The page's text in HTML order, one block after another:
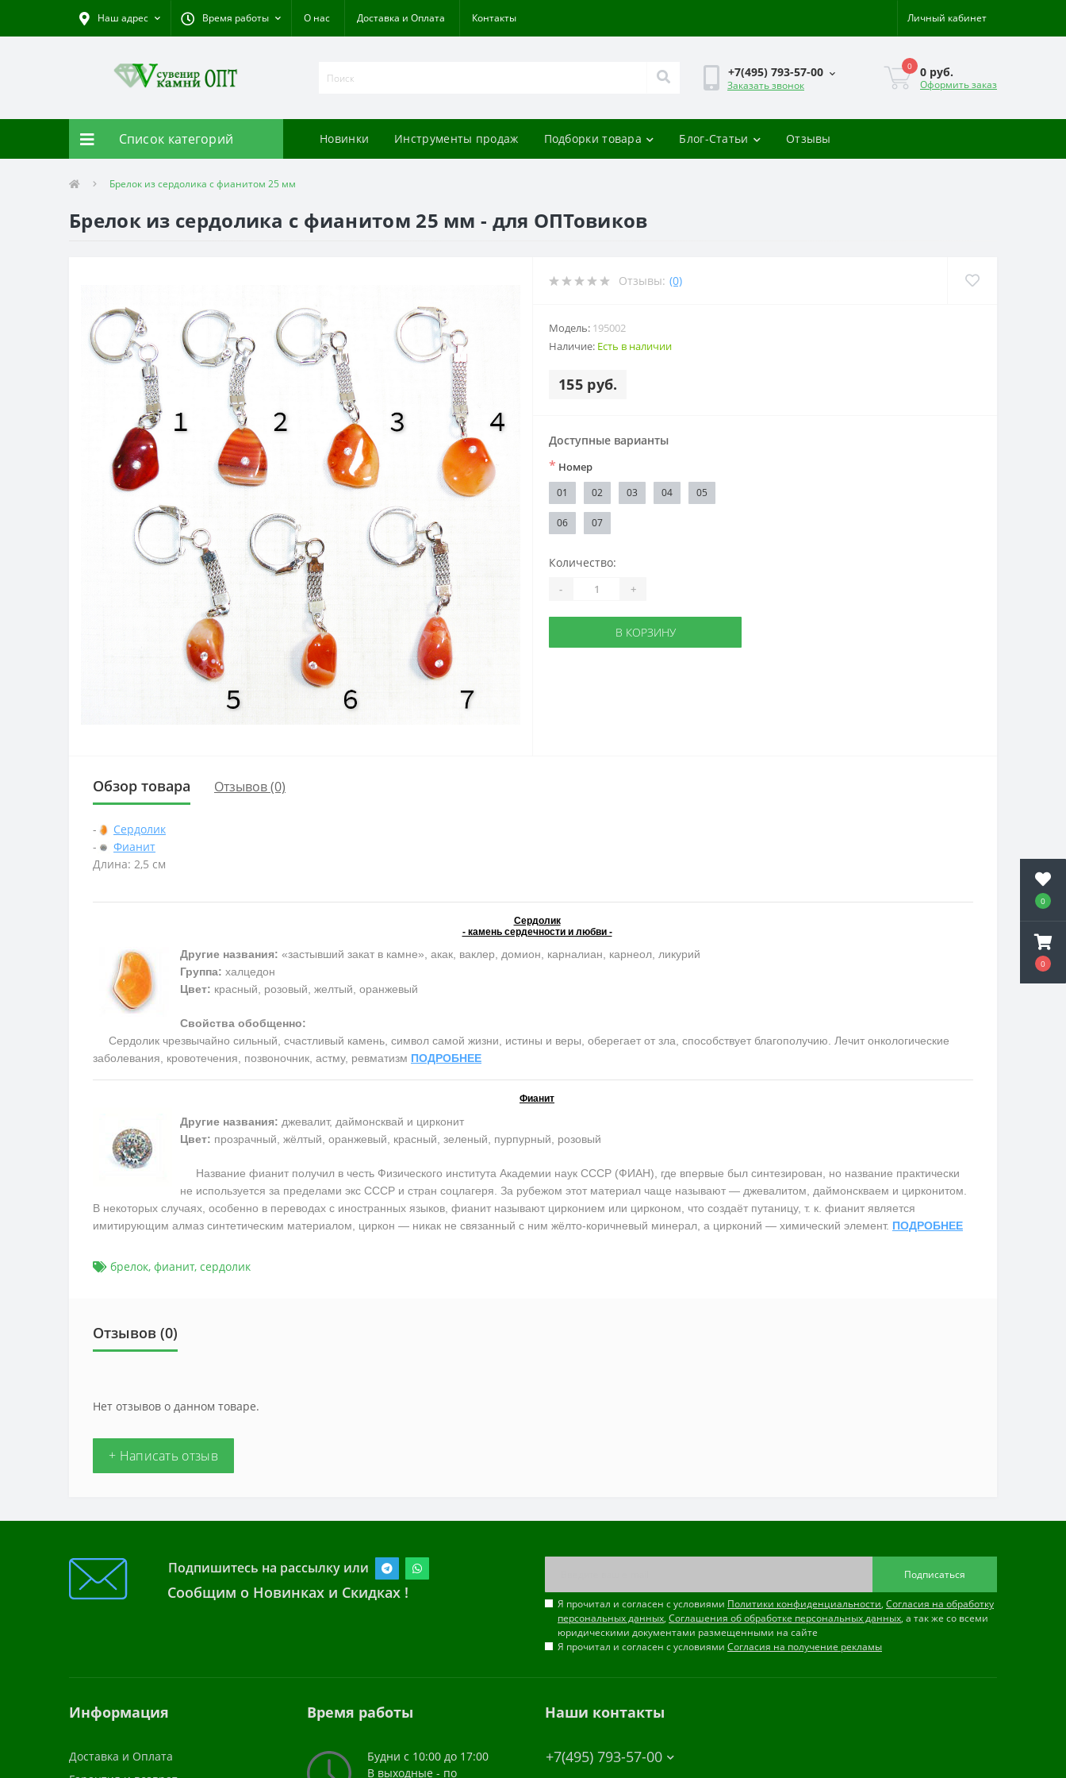
0
0
Наш адрес Время работы О нас Доставка и Оплата Контакты Личный кабинет
+7(495) 793-57-00
Заказать звонок
0 0 руб.
Оформить заказ
Список категорий Новинки Инструменты продаж Подборки товара Блог-Статьи Отзывы
Брелок из сердолика с фианитом 25 мм
Брелок из сердолика с фианитом 25 мм - для ОПТовиков
Отзывы: (0)
Модель: 195002
Наличие: Есть в наличии
155 руб.
Доступные варианты
* Номер
01 02 03 04 05
06 07
Количество:
- +
В КОРЗИНУ
Обзор товара Отзывов (0)
-
Сердолик
-
Фианит
Длина: 2,5 см
Сердолик
- камень сердечности и любви -
Другие названия: «застывший закат в камне», акак, ваклер, домион, карналиан, карнеол, ликурий
Группа: халцедон
Цвет: красный, розовый, желтый, оранжевый
Свойства обобщенно:
Сердолик чрезвычайно сильный, счастливый камень, символ самой жизни, истины и веры, оберегает от зла, способствует благополучию. Лечит онкологические
заболевания, кровотечения, позвоночник, астму, ревматизм ПОДРОБНЕЕ
Фианит
Другие названия: джевалит, даймонсквай и цирконит
Цвет: прозрачный, жёлтый, оранжевый, красный, зеленый, пурпурный, розовый
Название фианит получил в честь Физического института Академии наук СССР (ФИАН), где впервые был синтезирован, но название практически
не используется за пределами экс СССР и стран соцлагеря. За рубежом этот материал чаще называют — джевалитом, даймонскваем и цирконитом.
В некоторых случаях, особенно в переводах с иностранных языков, фианит называют цирконием или цирконом, что создаёт путаницу, т. к. фианит является
имитирующим алмаз синтетическим материалом, циркон — никак не связанный с ним жёлто-коричневый минерал, а цирконий — химический элемент. ПОДРОБНЕЕ
брелок, фианит, сердолик
Отзывов (0)
Нет отзывов о данном товаре.
+ Написать отзыв
Подпишитесь на рассылку или
Сообщим о Новинках и Скидках !
Подписаться
Я прочитал и согласен с условиями Политики конфиденциальности, Согласия на обработку
персональных данных, Соглашения об обработке персональных данных, а так же со всеми
юридическими документами размещенными на сайте
Я прочитал и согласен с условиями Согласия на получение рекламы
Информация
Доставка и Оплата
Время работы
Будни с 10:00 до 17:00
В выходные - по
Наши контакты
+7(495) 793-57-00